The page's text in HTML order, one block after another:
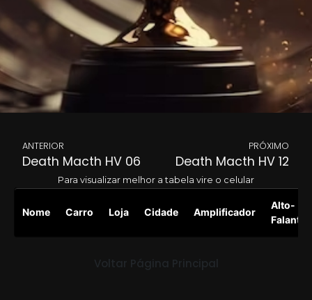
ANTERIOR
Death Macth HV 06
PRÓXIMO
Death Macth HV 12
Para visualizar melhor a tabela vire o celular
Nome Carro Loja Cidade Amplificador
Alto-
Falante
Voltar Página Principal